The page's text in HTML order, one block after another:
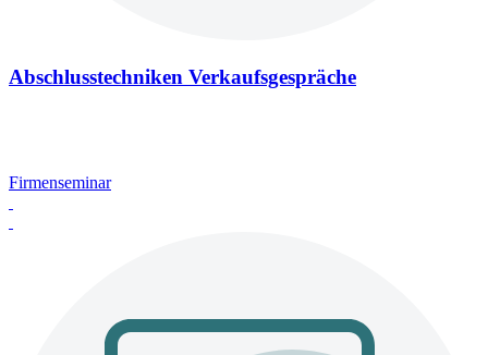
Abschlusstechniken Verkaufsgespräche
Firmenseminar